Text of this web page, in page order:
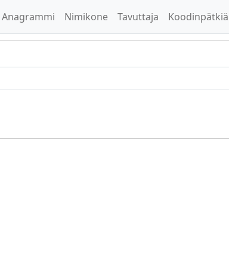
Anagrammi Nimikone Tavuttaja Koodinpätkiä